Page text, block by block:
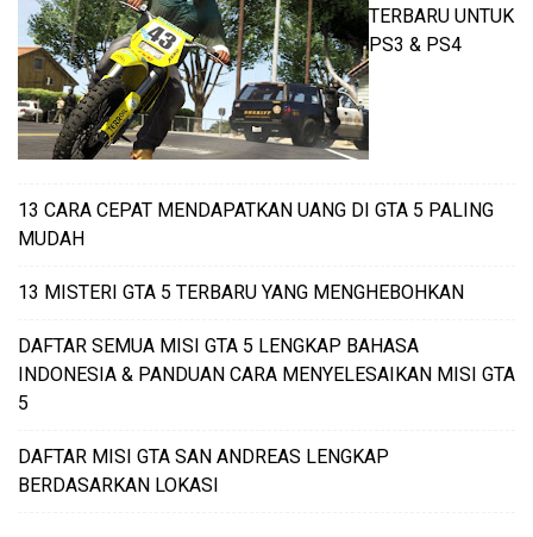
TERBARU UNTUK
PS3 & PS4
13 CARA CEPAT MENDAPATKAN UANG DI GTA 5 PALING
MUDAH
13 MISTERI GTA 5 TERBARU YANG MENGHEBOHKAN
DAFTAR SEMUA MISI GTA 5 LENGKAP BAHASA
INDONESIA & PANDUAN CARA MENYELESAIKAN MISI GTA
5
DAFTAR MISI GTA SAN ANDREAS LENGKAP
BERDASARKAN LOKASI